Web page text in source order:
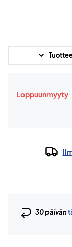
Loppuunmyyty
30 päivän